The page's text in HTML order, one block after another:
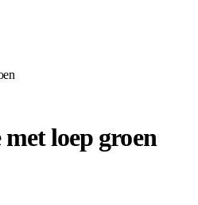
loep groen